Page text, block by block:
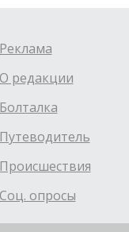
Реклама
О редакции
Болталка
Путеводитель
Происшествия
Соц. опросы